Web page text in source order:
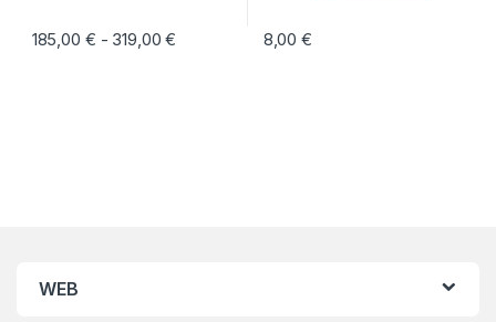
185,00 € - 319,00€ Rango de precios: desde 185,00 € hasta
Este producto tiene múltiples variantes. Las opciones se pueden
8,00€
WEB